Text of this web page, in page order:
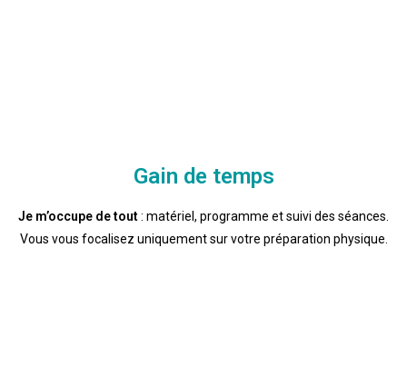
Gain de temps
Je m’occupe de tout: matériel, programme et suivi des séances.
Vous vous focalisez uniquement sur votre préparation physique.